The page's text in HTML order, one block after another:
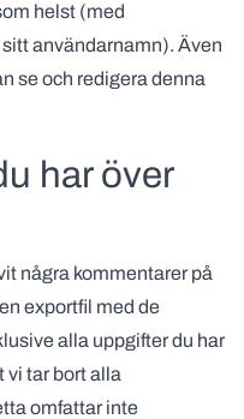
helst (med
användarnamn). Även
se och redigera denna
har över
några kommentarer på
exportfil med de
alla uppgifter du har
vi tar bort alla
omfattar inte